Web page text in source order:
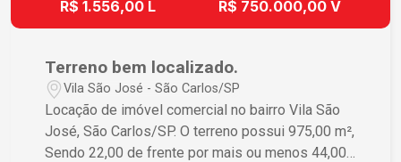
R$ 1.556,00 L R$ 750.000,00 V
Terreno bem localizado.
Vila São José - São Carlos/SP
Locação de imóvel comercial no bairro Vila São
José, São Carlos/SP. O terreno possui 975,00 m²,
Sendo 22,00 de frente por mais ou menos 44,00